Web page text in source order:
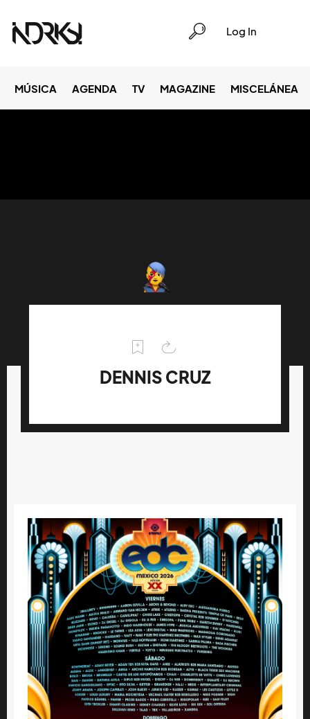
Log In
MÚSICA AGENDA TV MAGAZINE MISCELÁNEA
DENNIS CRUZ